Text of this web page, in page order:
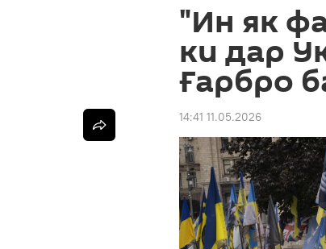
"Ин як
ки дар
Ғарбро
14:41 11.05.2026